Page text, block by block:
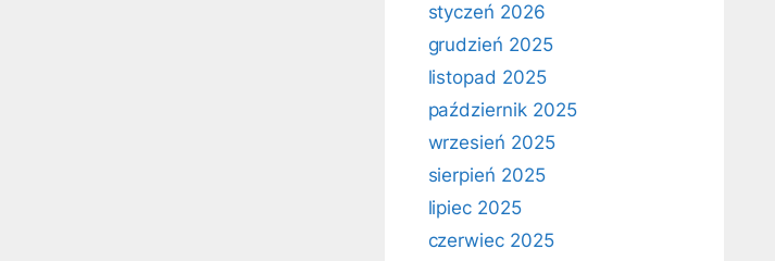
styczeń 2026
grudzień 2025
listopad 2025
październik 2025
wrzesień 2025
sierpień 2025
lipiec 2025
czerwiec 2025